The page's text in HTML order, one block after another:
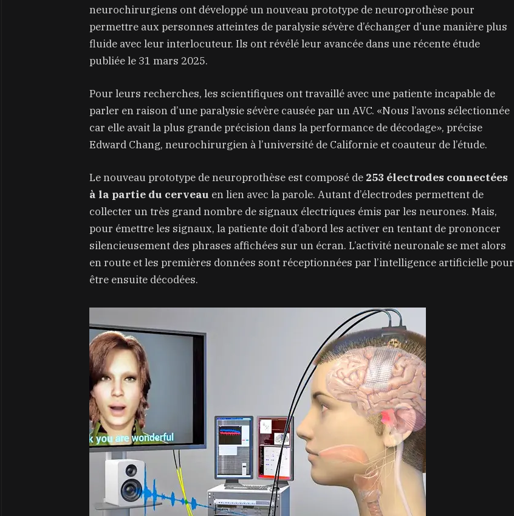
neurochirurgiens ont développé un nouveau prototype de neuroprothèse pour
permettre aux personnes atteintes de paralysie sévère d’échanger d’une manière plus
fluide avec leur interlocuteur. Ils ont révélé leur avancée dans une récente étude
publiée le 31 mars 2025.
Pour leurs recherches, les scientifiques ont travaillé avec une patiente incapable de
parler en raison d’une paralysie sévère causée par un AVC. «Nous l’avons sélectionnée
car elle avait la plus grande précision dans la performance de décodage», précise
Edward Chang, neurochirurgien à l’université de Californie et coauteur de l’étude.
Le nouveau prototype de neuroprothèse est composé de 253 électrodes connectées
à la partie du cerveau en lien avec la parole. Autant d’électrodes permettent de
collecter un très grand nombre de signaux électriques émis par les neurones. Mais,
pour émettre les signaux, la patiente doit d’abord les activer en tentant de prononcer
silencieusement des phrases affichées sur un écran. L’activité neuronale se met alors
en route et les premières données sont réceptionnées par l’intelligence artificielle pour
être ensuite décodées.